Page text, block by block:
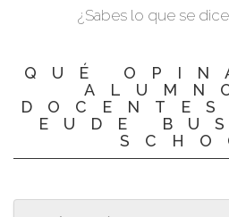
¿Sabes lo que se
QUÉ
EUDE